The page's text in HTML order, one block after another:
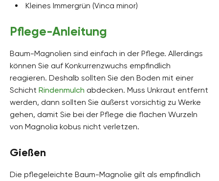
Kleines Immergrün (Vinca minor)
Pflege-Anleitung
Baum-Magnolien sind einfach in der Pflege. Allerdings
können Sie auf Konkurrenzwuchs empfindlich
reagieren. Deshalb sollten Sie den Boden mit einer
Schicht Rindenmulch abdecken. Muss Unkraut entfernt
werden, dann sollten Sie äußerst vorsichtig zu Werke
gehen, damit Sie bei der Pflege die flachen Wurzeln
von Magnolia kobus nicht verletzen.
Gießen
Die pflegeleichte Baum-Magnolie gilt als empfindlich